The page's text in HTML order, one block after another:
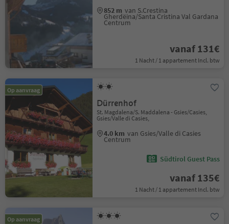
852 m van S.Crestina
Gherdëina/Santa Cristina Val Gardana
Centrum
vanaf 131€
1 Nacht / 1 appartement Incl. btw
Op aanvraag
Dürrenhof
St. Magdalena/S. Maddalena - Gsies/Casies,
Gsies/Valle di Casies,
4.0 km van Gsies/Valle di Casies
Centrum
Südtirol Guest Pass
vanaf 135€
1 Nacht / 1 appartement Incl. btw
Op aanvraag